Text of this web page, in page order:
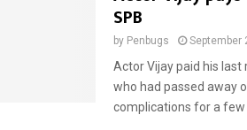
SPB
by Penbugs September
Actor Vijay paid his last
who had passed away
complications for a few